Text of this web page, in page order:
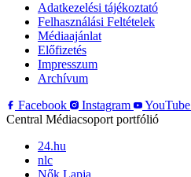
Adatkezelési tájékoztató
Felhasználási Feltételek
Médiaajánlat
Előfizetés
Impresszum
Archívum
Facebook
Instagram YouTube
Central Médiacsoport portfólió
24.hu
nlc